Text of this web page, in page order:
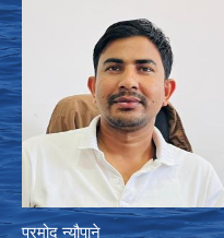
प्रमोद न्यौपाने